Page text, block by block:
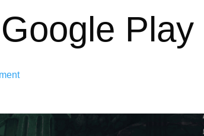
Play